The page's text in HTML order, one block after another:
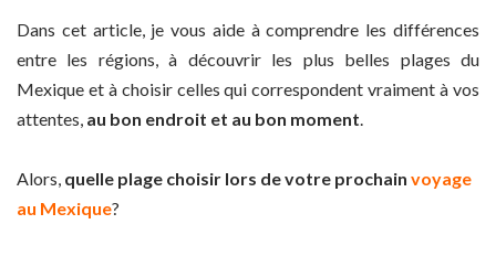
Dans cet article, je vous aide à comprendre les différences
entre les régions, à découvrir les plus belles plages du
Mexique et à choisir celles qui correspondent vraiment à vos
attentes, au bon endroit et au bon moment.
Alors, quelle plage choisir lors de votre prochain voyage
au Mexique?